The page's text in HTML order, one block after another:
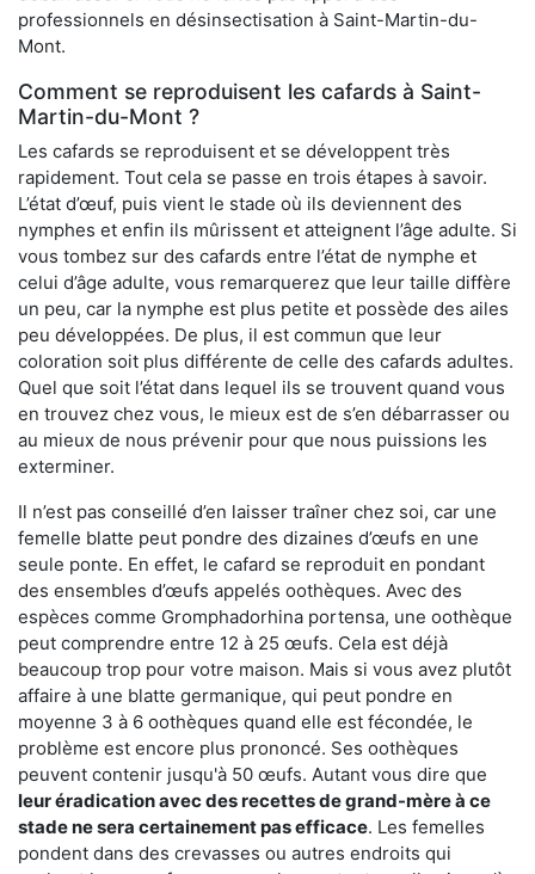
professionnels en désinsectisation à Saint-Martin-du-
Mont.
Comment se reproduisent les cafards à Saint-
Martin-du-Mont ?
Les cafards se reproduisent et se développent très
rapidement. Tout cela se passe en trois étapes à savoir.
L’état d’œuf, puis vient le stade où ils deviennent des
nymphes et enfin ils mûrissent et atteignent l’âge adulte. Si
vous tombez sur des cafards entre l’état de nymphe et
celui d’âge adulte, vous remarquerez que leur taille diffère
un peu, car la nymphe est plus petite et possède des ailes
peu développées. De plus, il est commun que leur
coloration soit plus différente de celle des cafards adultes.
Quel que soit l’état dans lequel ils se trouvent quand vous
en trouvez chez vous, le mieux est de s’en débarrasser ou
au mieux de nous prévenir pour que nous puissions les
exterminer.
Il n’est pas conseillé d’en laisser traîner chez soi, car une
femelle blatte peut pondre des dizaines d’œufs en une
seule ponte. En effet, le cafard se reproduit en pondant
des ensembles d’œufs appelés oothèques. Avec des
espèces comme Gromphadorhina portensa, une oothèque
peut comprendre entre 12 à 25 œufs. Cela est déjà
beaucoup trop pour votre maison. Mais si vous avez plutôt
affaire à une blatte germanique, qui peut pondre en
moyenne 3 à 6 oothèques quand elle est fécondée, le
problème est encore plus prononcé. Ses oothèques
peuvent contenir jusqu'à 50 œufs. Autant vous dire que
leur éradication avec des recettes de grand-mère à ce
stade ne sera certainement pas efficace. Les femelles
pondent dans des crevasses ou autres endroits qui